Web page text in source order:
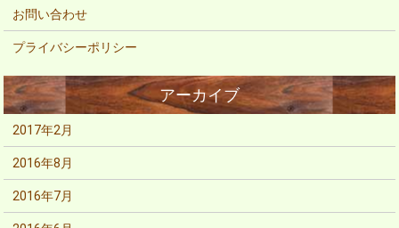
お問い合わせ
プライバシーポリシー
2017年2月
2016年8月
2016年7月